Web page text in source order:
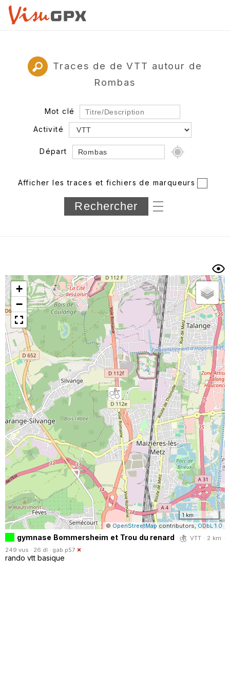
Traces de de VTT autour de
Rombas
Mot clé
Activité
Départ
Département
Longueur min/max
Trier par
Horodatage Photos
Afficher les traces et fichiers de marqueurs
+
−
1 km
© OpenStreetMapcontributors, ODbL 1.0
gymnase Bommersheim et Trou du renard
VTT · 2 km ·
249 vus · 26 dl · gab.p57
rando vtt basique